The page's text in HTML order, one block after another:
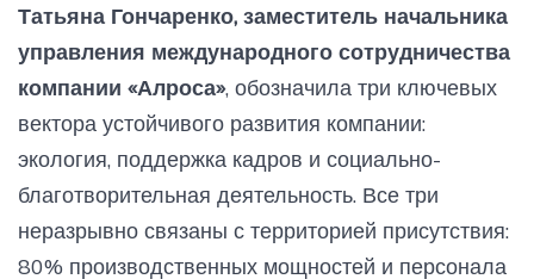
Татьяна Гончаренко, заместитель начальника
управления международного сотрудничества
компании «Алроса», обозначила три ключевых
вектора устойчивого развития компании:
экология, поддержка кадров и социально-
благотворительная деятельность. Все три
неразрывно связаны с территорией присутствия:
80% производственных мощностей и персонала